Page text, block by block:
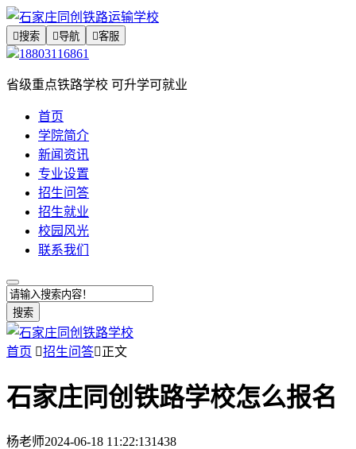
搜索 导航 客服
18803116861
省级重点铁路学校 可升学可就业
首页
学院简介
新闻资讯
专业设置
招生问答
招生就业
校园风光
联系我们
搜索
首页 招生问答正文
石家庄同创铁路学校怎么报名
杨老师2024-06-18 11:22:131438